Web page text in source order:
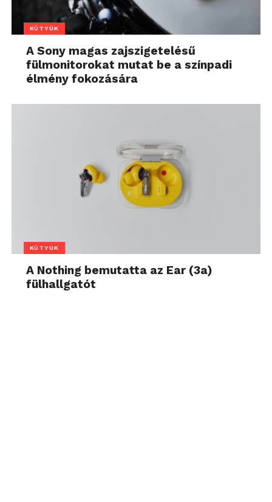
KÜTYÜK
A Sony magas zajszigetelésű
fülmonitorokat mutat be a színpadi
élmény fokozására
KÜTYÜK
A Nothing bemutatta az Ear (3a)
fülhallgatót